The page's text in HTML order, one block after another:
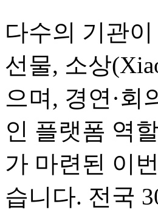
다수의 기관
선물, 소상
으며, 경연·회
인 플랫폼 역
가 마련된 이
습니다. 전국